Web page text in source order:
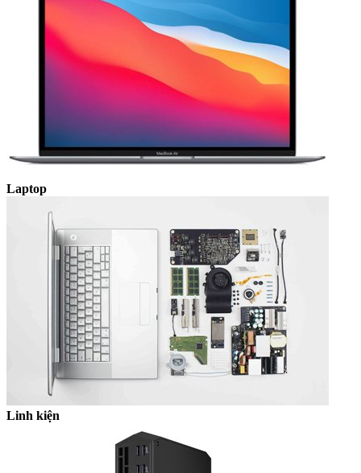
Laptop
Linh kiện